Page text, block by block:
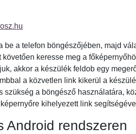
be a telefon böngészőjében, majd
követően keresse meg a
akkor a készülék feldob egy
a közvetlen link kikerül a
szükség a böngésző használatára,
kihelyezett link
Android rendszeren